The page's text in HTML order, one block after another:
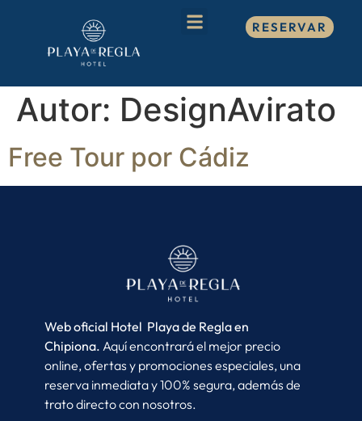
RESERVAR
Autor: DesignAvirato
Free Tour por Cádiz
Web oficial Hotel Playa de Regla en
Chipiona. Aquí encontrará el mejor precio
online, ofertas y promociones especiales, una
reserva inmediata y 100% segura, además de
trato directo con nosotros.